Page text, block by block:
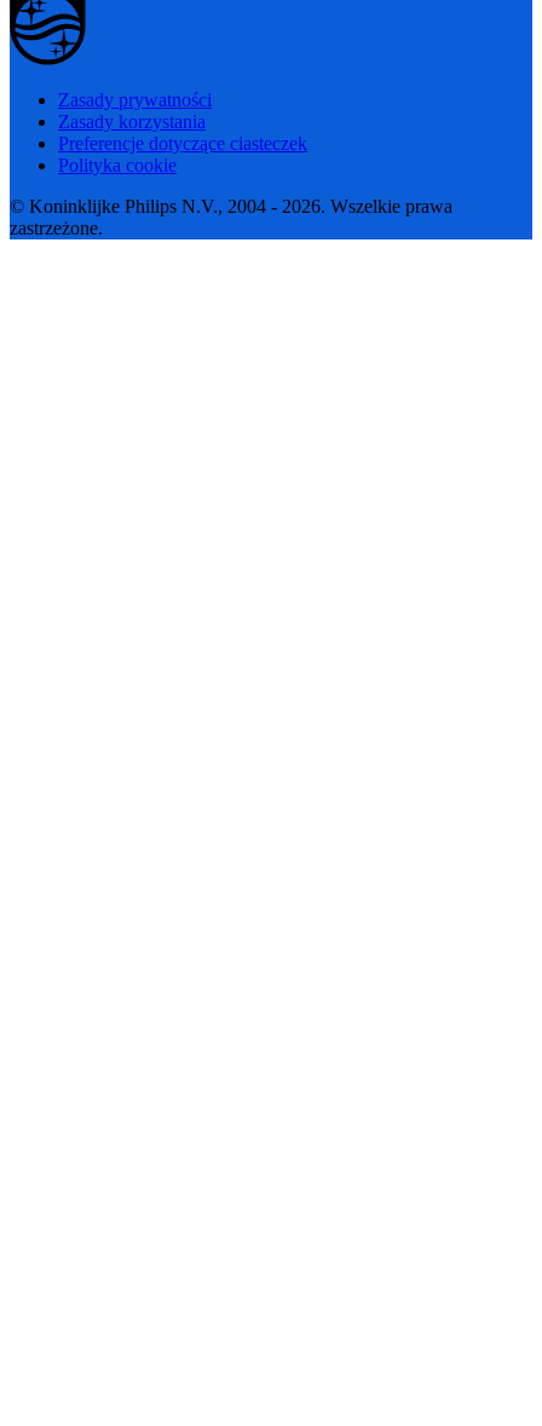
Zasady prywatności
Zasady korzystania
Preferencje dotyczące ciasteczek
Polityka cookie
© Koninklijke Philips N.V., 2004 - 2026. Wszelkie prawa
zastrzeżone.